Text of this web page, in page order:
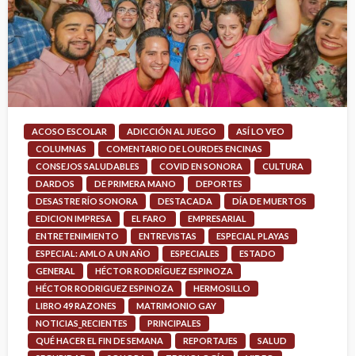
ACOSO ESCOLAR ADICCIÓN AL JUEGO
ASÍ LO VEO
COLUMNAS
COMENTARIO DE LOURDES ENCINAS
CONSEJOS SALUDABLES
COVID EN SONORA
CULTURA
DARDOS
DE PRIMERA MANO
DEPORTES
DESASTRE RÍO SONORA
DESTACADA
DÍA DE MUERTOS
EDICION IMPRESA
EL FARO
EMPRESARIAL
ENTRETENIMIENTO
ENTREVISTAS
ESPECIAL PLAYAS
ESPECIAL: AMLO A UN AÑO
ESPECIALES
ESTADO
GENERAL
HÉCTOR RODRÍGUEZ ESPINOZA
HÉCTOR RODRIGUEZ ESPINOZA
HERMOSILLO
LIBRO 49 RAZONES
MATRIMONIO GAY
NOTICIAS_RECIENTES
PRINCIPALES
QUÉ HACER EL FIN DE SEMANA
REPORTAJES
SALUD